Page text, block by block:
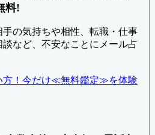
料!
の気持ちや相性、転職・仕事
など、不安なことにメール占
方！今だけ≪無料鑑定≫を体験